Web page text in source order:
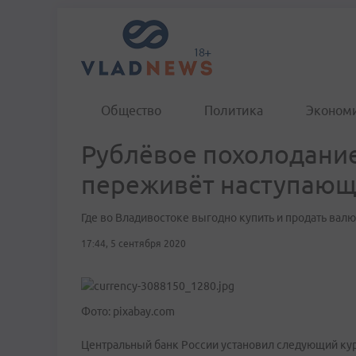
Общество Политика
Рублёвое
переживёт
Где во Владивостоке выгодно купить и продать
17:44, 5 сентября 2020
Фото: pixabay.com
Центральный банк России установил следующий